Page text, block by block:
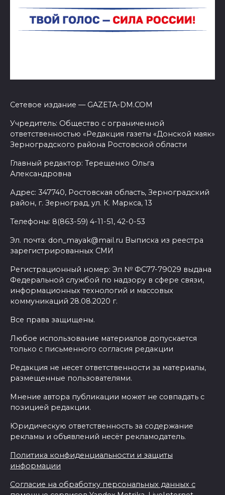
Сетевое издание — GAZETA-DM.COM
Учредитель: Общество с ограниченной
ответственностью «Редакция газеты «Донской маяк»
Зерноградского района Ростовской области
Главный редактор: Терещенко Ольга
Александровна
Адрес: 347740, Ростовская область, Зерноградский
район, г. Зерноград, ул. К. Маркса, 13
Телефоны: 8(863-59) 4-11-51, 42-0-53
Эл. почта: don_mayak@mail.ru Выписка из реестра
зарегистрированных СМИ
Регистрационный номер: Эл № ФС77-79029 выдана
Федеральной службой по надзору в сфере связи,
информационных технологий и массовых
коммуникаций 28.08.2020 г.
Все права защищены.
Любое использование материалов допускается
только с письменного согласия редакции
Редакция не несет ответственности за материалы,
размещенные пользователями.
Мнение автора публикации может не совпадать с
позицией редакции.
Юридическую ответственность за содержание
рекламы и объявлений несёт рекламодатель.
Политика конфиденциальности и защиты
информации
Согласие на обработку персональных данных с